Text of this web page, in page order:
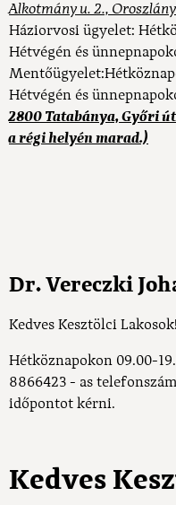
Alkotmány u. 2.,
Háziorvosi ügyelet:
Hétvégén és
Mentőügyelet:
Hétvégén és
2800 Tatabánya, Győri
a régi helyén marad.)
Dr. Vereczki
Kedves Kesztölci Lakosok!
Hétköznapokon 09.00-
8866423 - as
időpontot kérni.
Kedves